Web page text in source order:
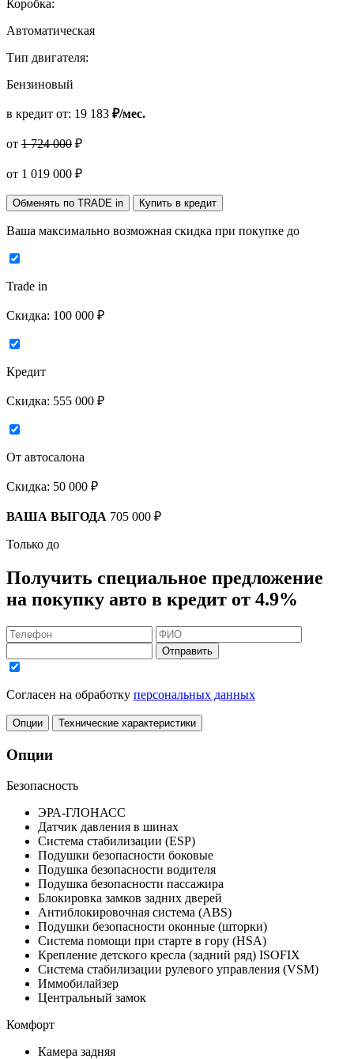
Коробка:
Автоматическая
Тип двигателя:
Бензиновый
в кредит от: 19 183 ₽/мес.
от 1 724 000 ₽
от 1 019 000 ₽
Обменять по TRADE in Купить в кредит
Ваша максимально возможная скидка при покупке до
Trade in
Скидка: 100 000 ₽
Кредит
Скидка: 555 000 ₽
От автосалона
Скидка: 50 000 ₽
ВАША ВЫГОДА 705 000 ₽
Только до
Получить специальное предложение
на покупку авто в кредит от 4.9%
Отправить
Согласен на обработку персональных данных
Опции Технические характеристики
Опции
Безопасность
ЭРА-ГЛОНАСС
Датчик давления в шинах
Система стабилизации (ESP)
Подушки безопасности боковые
Подушка безопасности водителя
Подушка безопасности пассажира
Блокировка замков задних дверей
Антиблокировочная система (ABS)
Подушки безопасности оконные (шторки)
Система помощи при старте в гору (HSA)
Крепление детского кресла (задний ряд) ISOFIX
Система стабилизации рулевого управления (VSM)
Иммобилайзер
Центральный замок
Комфорт
Камера задняя